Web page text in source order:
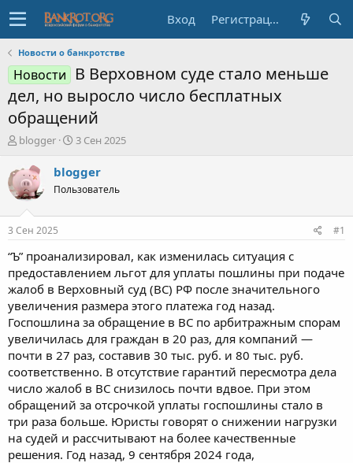
Вход Регистрация
Новости о банкротстве
Новости
В Верховном суде стало меньше
дел, но выросло число бесплатных
обращений
А
т
о
р
е
м
ы
blogger
Д
т
а
н
л
3 Сен 2025
blogger
Пользователь
3 Сен 2025 #1
“Ъ” проанализировал, как изменилась ситуация с
предоставлением льгот для уплаты пошлины при подаче
жалоб в Верховный суд (ВС) РФ после значительного
увеличения размера этого платежа год назад.
Госпошлина за обращение в ВС по арбитражным спорам
увеличилась для граждан в 20 раз, для компаний —
почти в 27 раз, составив 30 тыс. руб. и 80 тыс. руб.
соответственно. В отсутствие гарантий пересмотра дела
число жалоб в ВС снизилось почти вдвое. При этом
обращений за отсрочкой уплаты госпошлины стало в
три раза больше. Юристы говорят о снижении нагрузки
на судей и рассчитывают на более качественные
решения. Год назад, 9 сентября 2024 года,